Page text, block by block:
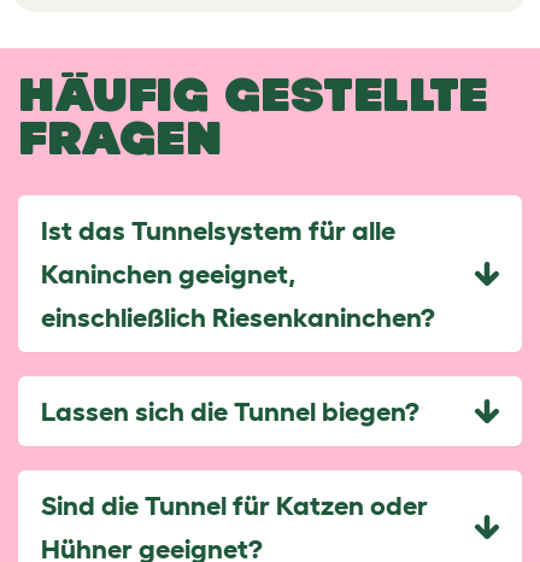
HÄUFIG GESTELLTE
FRAGEN
Ist das Tunnelsystem für alle
Kaninchen geeignet,
einschließlich Riesenkaninchen?
Lassen sich die Tunnel biegen?
Sind die Tunnel für Katzen oder
Hühner geeignet?